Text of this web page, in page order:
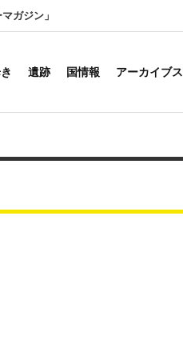
ガジン」
遺跡 国情報 アーカイブス